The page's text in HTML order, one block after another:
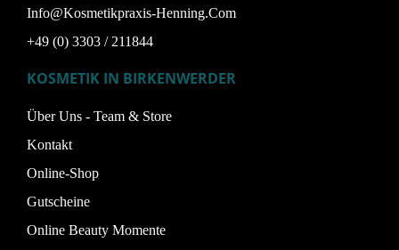
Info@kosmetikpraxis-Henning.com
+49 (0) 3303 / 211844
KOSMETIK IN BIRKENWERDER
Über Uns - Team & Store
Kontakt
Online-Shop
Gutscheine
Online Beauty Momente